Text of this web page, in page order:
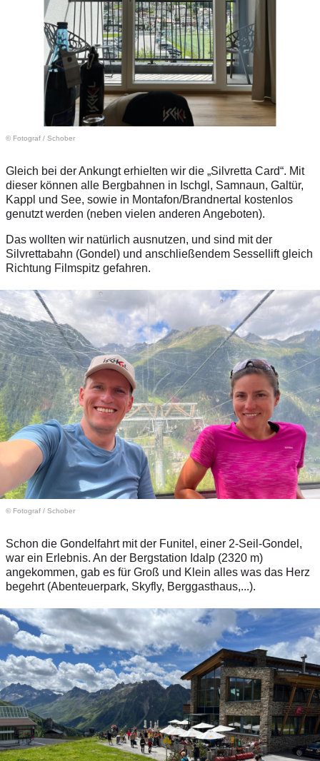
© Fotograf / Schober
Gleich bei der Ankungt erhielten wir die „Silvretta Card“. Mit
dieser können alle Bergbahnen in Ischgl, Samnaun, Galtür,
Kappl und See, sowie in Montafon/Brandnertal kostenlos
genutzt werden (neben vielen anderen Angeboten).
Das wollten wir natürlich ausnutzen, und sind mit der
Silvrettabahn (Gondel) und anschließendem Sessellift gleich
Richtung Filmspitz gefahren.
© Fotograf / Schober
Schon die Gondelfahrt mit der Funitel, einer 2-Seil-Gondel,
war ein Erlebnis. An der Bergstation Idalp (2320 m)
angekommen, gab es für Groß und Klein alles was das Herz
begehrt (Abenteuerpark, Skyfly, Berggasthaus,...).